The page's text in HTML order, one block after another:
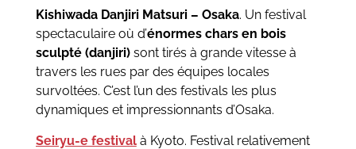
Kishiwada Danjiri Matsuri – Osaka. Un festival
spectaculaire où d’énormes chars en bois
sculpté (danjiri) sont tirés à grande vitesse à
travers les rues par des équipes locales
survoltées. C’est l’un des festivals les plus
dynamiques et impressionnants d’Osaka.
Seiryu-e festivalà Kyoto. Festival relativement